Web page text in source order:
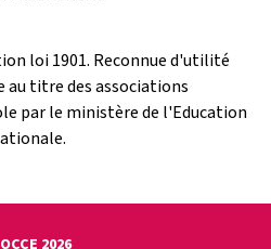
loi 1901. Reconnue d'utilité
au titre des associations
par le ministère de l'Education
2026